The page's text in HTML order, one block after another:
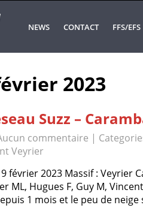
NEWS CONTACT FFS/EFS
2023
Suzz –
commentaire |
Veyrier
février 2023 Massif : Veyrier
ML, Hugues F, Guy M, Vincent
1 mois et le peu de neige